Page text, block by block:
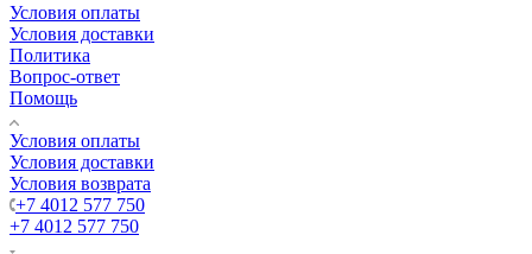
Условия оплаты
Условия доставки
Политика
Вопрос-ответ
Помощь
Условия оплаты
Условия доставки
Условия возврата
+7 4012 577 750
+7 4012 577 750